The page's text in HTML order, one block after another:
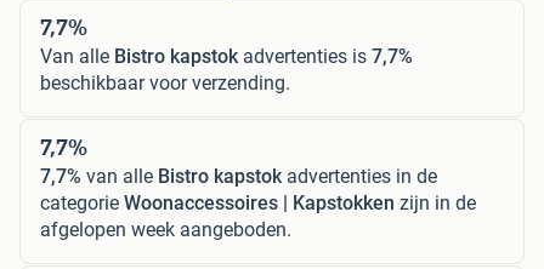
7,7%
Van alle Bistro kapstokadvertenties is 7,7%
beschikbaar voor verzending.
7,7%
7,7% van alle Bistro kapstokadvertenties in de
categorie Woonaccessoires | Kapstokken zijn in de
afgelopen week aangeboden.